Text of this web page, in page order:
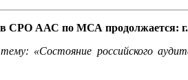
СРО ААС по МСА продолжается: г.
«Состояние российского